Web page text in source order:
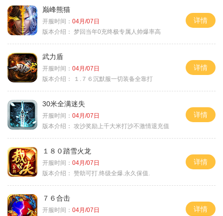
巅峰熊猫
开服时间： 04月/07日
版本介绍： 梦回当年0充终极专属人帅爆率高
详情
武力盾
开服时间： 04月/07日
版本介绍：
１.７６沉默服一切装备全靠打
详情
30米全满迷失
开服时间： 04月/07日
版本介绍： 攻沙奖励上千大米打沙不激情退充值
详情
１８０踏雪火龙
开服时间： 04月/07日
版本介绍： 赞助可打.终级全爆.永久保值.
详情
７６合击
开服时间： 04月/07日
详情